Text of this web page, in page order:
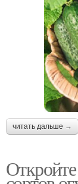
читать дальше →